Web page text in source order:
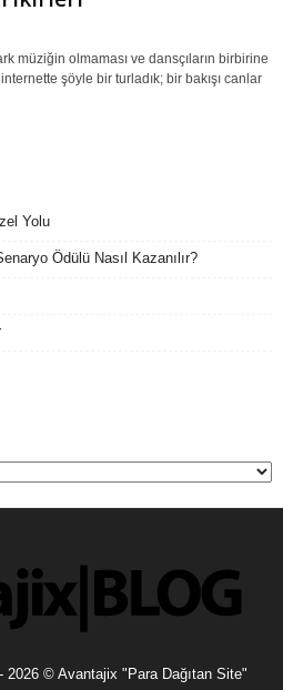
müziğin olmaması ve dansçıların birbirine
şöyle bir turladık; bir bakışı canlar
Yolu
Ödülü Nasıl Kazanılır?
2026 © Avantajix "Para Dağıtan Site"